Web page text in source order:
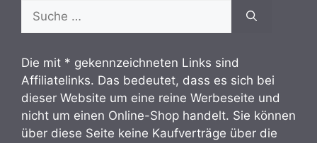
Suche
nach:
Die mit * gekennzeichneten Links sind
Affiliatelinks. Das bedeutet, dass es sich bei
dieser Website um eine reine Werbeseite und
nicht um einen Online-Shop handelt. Sie können
über diese Seite keine Kaufverträge über die